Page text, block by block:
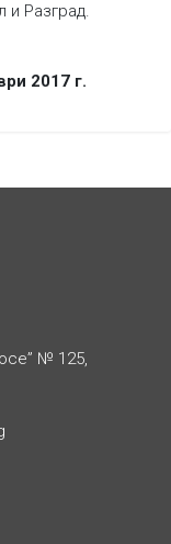
и Разград.
2017 г.
№ 125,